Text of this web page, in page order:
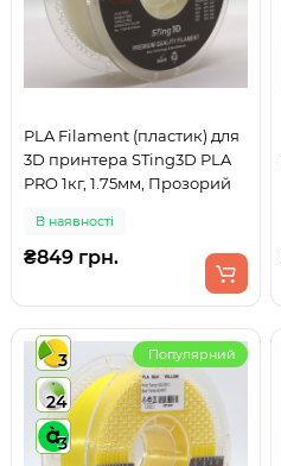
PLA Filament (пластик) для
3D принтера STing3D PLA
PRO 1кг, 1.75мм, Прозорий
В наявності
₴849 грн.
3
24
3
Популярний